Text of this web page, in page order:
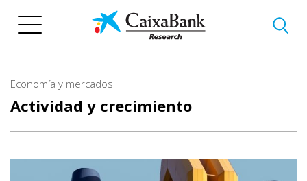
Economía y mercados
Actividad y crecimiento